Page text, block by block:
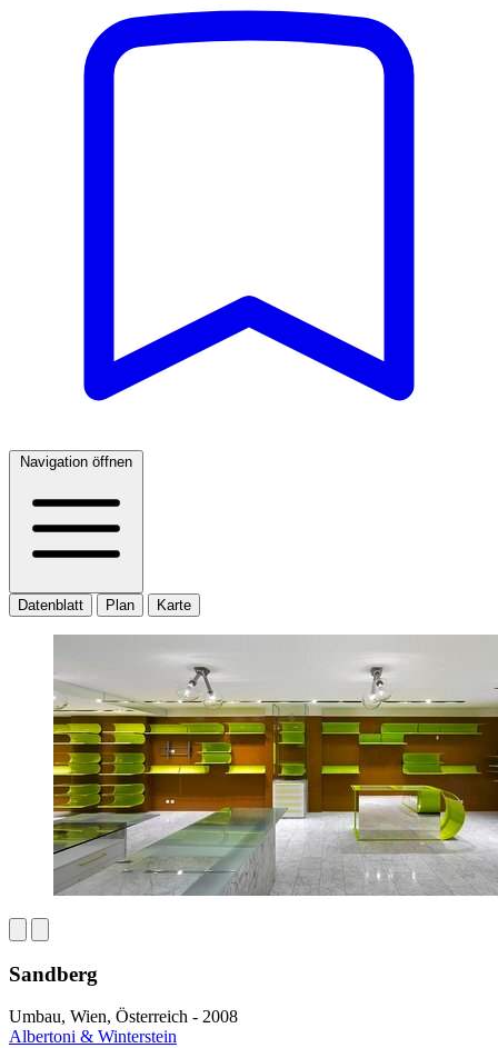
Navigation öffnen
Datenblatt Plan Karte
Sandberg
Umbau, Wien, Österreich - 2008
Albertoni & Winterstein